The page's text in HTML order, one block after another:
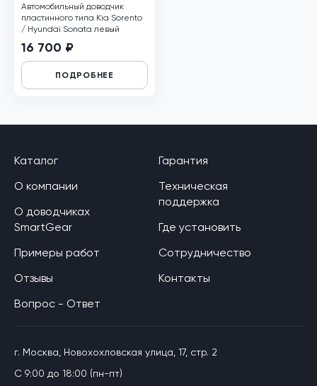
Автомобильный доводчик
пластинного типа Kia Sorento
/ Hyundai Sonata левый
16 700 ₽
ПОДРОБНЕЕ
Каталог
О компании
О доводчиках
SmartGear
Примеры работ
Отзывы
Вопрос - Ответ
Гарантия
Техническая
поддержка
Где установить
Сотрудничество
Контакты
г. Москва, Новохохловская улица, 17, стр. 2
C 9:00 до 18:00 (пн-пт)